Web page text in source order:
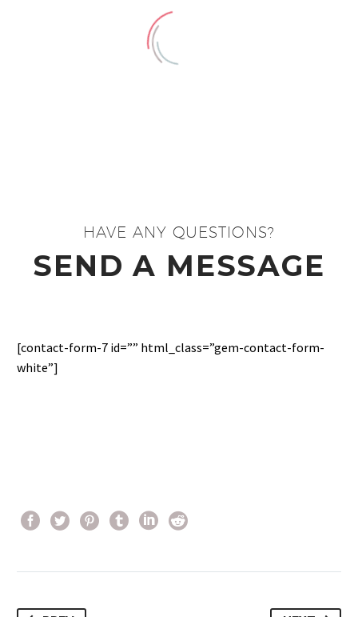
HAVE ANY QUESTIONS?
SEND A MESSAGE
[contact-form-7 id=”” html_class=”gem-contact-form-
white”]